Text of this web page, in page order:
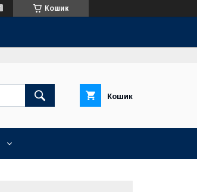
Кошик
Кошик